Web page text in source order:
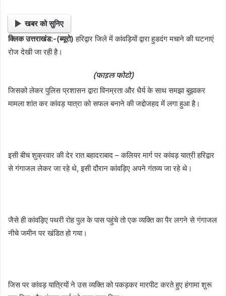
m
l
खबर को सुनिए
क्लिक उत्तराखंड:-(ब्यूरो) हरिद्वार जिले में कांवड़ियों द्वारा हुडदंग मचाने की घटनाएं
रोज देखी जा रही है।
(फाइल फोटो)
जिसको लेकर पुलिस प्रशासन द्वारा विनम्रता और धैर्य के साथ समझा बुझाकर
मामला शांत कर कांवड़ यात्रा को सफल बनाने की जद्दोजहद में लगा हुआ है।
इसी बीच शुक्रवार की देर रात बहादराबाद – कलियर मार्ग पर कांवड़ यात्री हरिद्वार
से गंगाजल लेकर जा रहे थे, इसी दौरान कांवड़िए अपने गंतव्य जा रहे थे।
जैसे ही कांवड़िए पथरी रोह पुल के पास पहुंचे तो एक व्यक्ति का पैर लगने से गंगाजल
नीचे जमीन पर खंडित हो गया।
जिस पर कांवड़ यात्रियों ने उस व्यक्ति को पकड़कर मारपीट करते हुए हंगामा शुरू